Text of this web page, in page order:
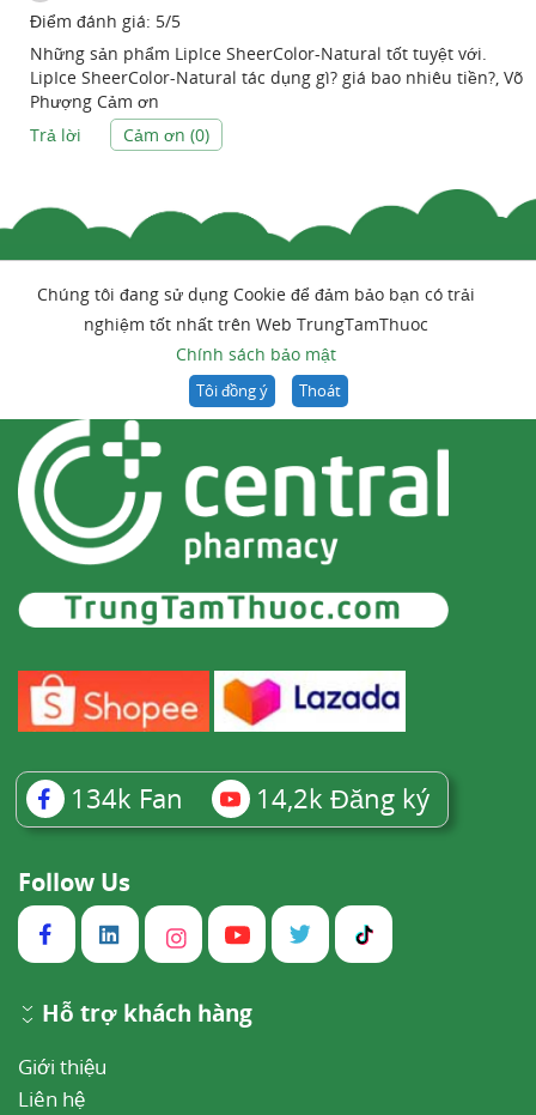
Điểm đánh giá: 5/5
Những sản phẩm LipIce SheerColor-Natural tốt tuyệt với.
LipIce SheerColor-Natural tác dụng gì? giá bao nhiêu tiền?, Võ
Phượng Cảm ơn
Trả lời
Cảm ơn (0)
Chúng tôi đang sử dụng Cookie để đảm bảo bạn có trải
nghiệm tốt nhất trên Web TrungTamThuoc
Chính sách bảo mật
Tôi đồng ý Thoát
134k Fan 14,2k Đăng ký
Follow Us
Hỗ trợ khách hàng
Giới thiệu
Liên hệ